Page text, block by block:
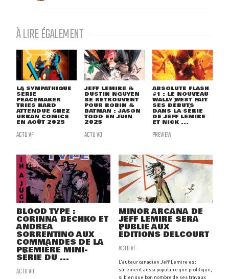
À LIRE ÉGALEMENT
LA SYMPATHIQUE
SÉRIE
PEACEMAKER
TRIES HARD
ATTENDUE CHEZ
URBAN COMICS
EN AOÛT 2025
ACTU VF
JEFF LEMIRE &
DUSTIN NGUYEN
SE RETROUVENT
POUR ROBIN &
BATMAN : JASON
TODD EN JUIN
2025
ACTU VO
ABSOLUTE FLASH
#1 : LE NOUVEAU
WALLY WEST FAIT
SES DÉBUTS
DANS LA SÉRIE
DE JEFF LEMIRE
ET NICK ...
PREVIEW
BLOOD TYPE :
CORINNA BECHKO ET
ANDREA
SORRENTINO AUX
COMMANDES DE LA
PREMIÈRE MINI-
SÉRIE DU ...
ACTU VO
MINOR ARCANA DE
JEFF LEMIRE SERA
PUBLIÉ AUX
ÉDITIONS DELCOURT
ACTU VF
L'auteur canadien Jeff Lemire est
sûrement aussi populaire que prolifique,
si bien que bon nombre de ses travaux